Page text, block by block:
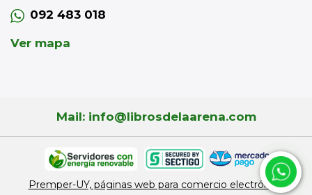
092 483 018
Ver mapa
Mail: info@librosdelaarena.com
Premper-UY, páginas web para comercio electrónico